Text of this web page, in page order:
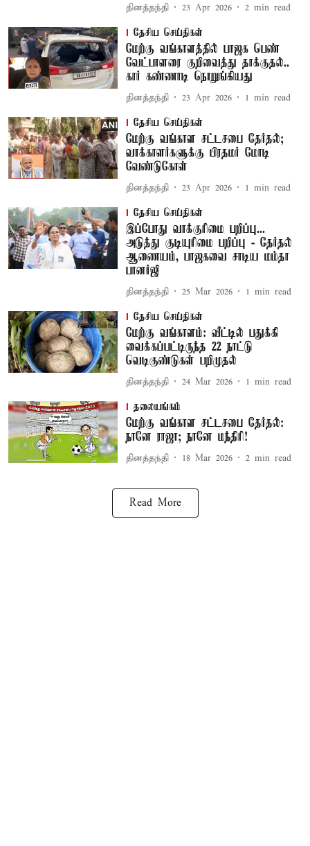
தினத்தந்தி 23 Apr 2026 2 min read
தேசிய செய்திகள்
மேற்கு வங்காளத்தில் பாஜக பெண்
வேட்பாளரை குறிவைத்து தாக்குதல்..
கார் கண்ணாடி நொறுங்கியது
தினத்தந்தி 23 Apr 2026 1 min read
தேசிய செய்திகள்
மேற்கு வங்காள சட்டசபை தேர்தல்;
வாக்காளர்களுக்கு பிரதமர் மோடி
வேண்டுகோள்
தினத்தந்தி 23 Apr 2026 1 min read
தேசிய செய்திகள்
இப்போது வாக்குரிமை பறிப்பு...
அடுத்து குடியுரிமை பறிப்பு - தேர்தல்
ஆணையம், பாஜகவை சாடிய மம்தா
பானர்ஜி
தினத்தந்தி 25 Mar 2026 1 min read
தேசிய செய்திகள்
மேற்கு வங்காளம்: வீட்டில் பதுக்கி
வைக்கப்பட்டிருந்த 22 நாட்டு
வெடிகுண்டுகள் பறிமுதல்
தினத்தந்தி 24 Mar 2026 1 min read
தலையங்கம்
மேற்கு வங்காள சட்டசபை தேர்தல்:
நானே ராஜா; நானே மந்திரி!
தினத்தந்தி 18 Mar 2026 2 min read
Read More